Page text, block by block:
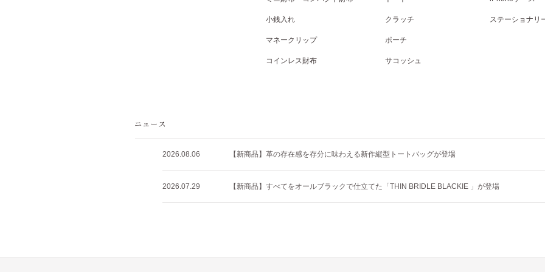
小銭入れ
マネークリップ
コインレス財布
クラッチ
ポーチ
サコッシュ
ステーショナリ
2026.08.06 【新商品】革の存在感を存分に味わえる新作縦型トートバッグが登場
2026.07.29 【新商品】すべてをオールブラックで仕立てた「THIN BRIDLE BLACKIE 」が登場